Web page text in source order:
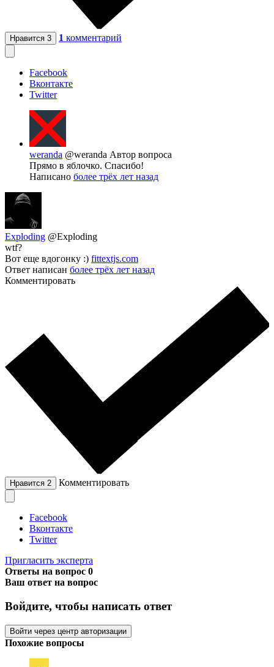
Нравится 3 1 комментарий
Facebook
Вконтакте
Twitter
weranda @weranda Автор вопроса
Прямо в яблочко. Спасибо!
Написано более трёх лет назад
Exploding @Exploding
wtf?
Вот еще вдогонку :) fittextjs.com
Ответ написан более трёх лет назад
Комментировать
Нравится 2 Комментировать
Facebook
Вконтакте
Twitter
Пригласить эксперта
Ответы на вопрос 0
Ваш ответ на вопрос
Войдите, чтобы написать ответ
Войти через центр авторизации
Похожие вопросы